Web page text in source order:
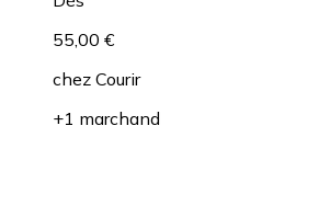
55,00 €
chez Courir
+1 marchand